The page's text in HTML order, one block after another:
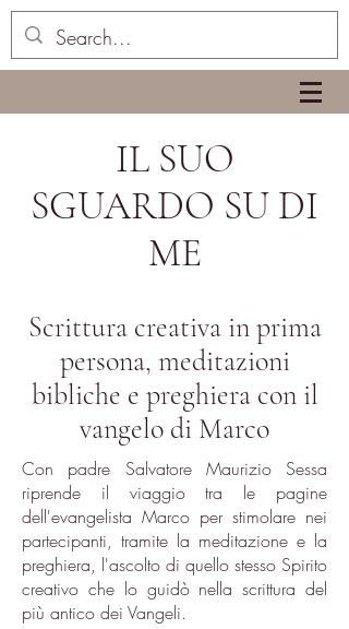
IL SUO
SGUARDO SU DI
ME
Scrittura creativa in prima
persona, meditazioni
bibliche e preghiera con il
vangelo di Marco
Con padre Salvatore Maurizio Sessa
riprende il viaggio tra le pagine
dell'evangelista Marco per stimolare nei
partecipanti, tramite la meditazione e la
preghiera, l'ascolto di quello stesso Spirito
creativo che lo guidò nella scrittura del
più antico dei Vangeli.